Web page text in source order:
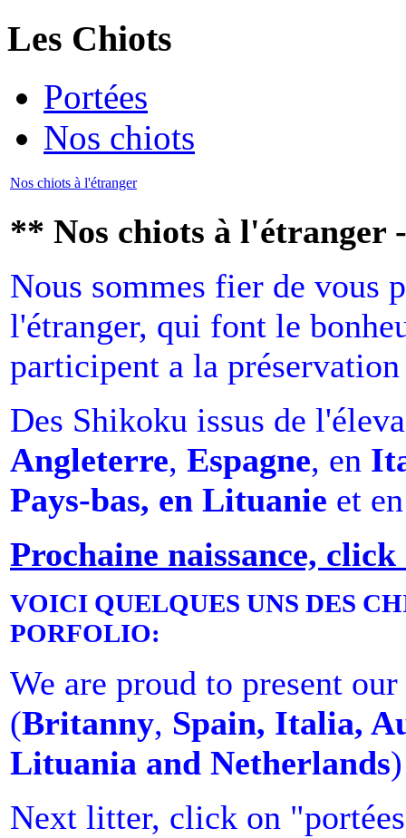
Les Chiots
Portées
Nos chiots
Nos chiots à l'étranger
** Nos chiots à
Nous sommes fier de vous
l'étranger, qui font le
participent a la
Des Shikoku issus de
Angleterre, Espagne, en
Pays-bas, en Lituanie et
Prochaine naissance,
VOICI QUELQUES UNS DES
PORFOLIO:
We are proud to present
(Britanny, Spain, Italia,
Lituania and Netherlands)
Next litter, click on